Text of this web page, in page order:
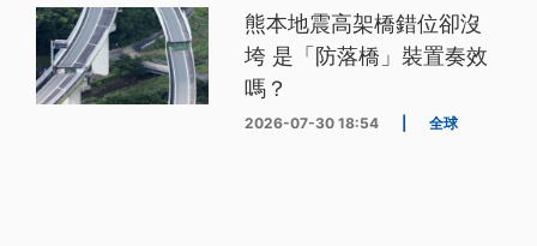
熊本地震高架橋錯位卻沒
垮 是「防落橋」裝置奏效
嗎？
2026-07-30 18:54 全球